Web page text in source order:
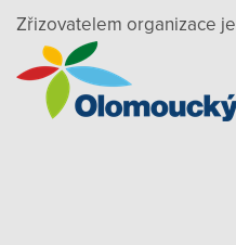
Zřizovatelem organizace je